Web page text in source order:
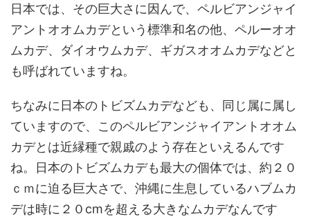
日本では、その巨大さに因んで、ペルビアンジャイ
アントオオムカデという標準和名の他、ペルーオオ
ムカデ、ダイオウムカデ、ギガスオオムカデなどと
も呼ばれていますね。
ちなみに日本のトビズムカデなども、同じ属に属し
ていますので、このペルビアンジャイアントオオム
カデとは近縁種で親戚のよう存在といえるんです
ね。日本のトビズムカデも最大の個体では、約２０
ｃｍに迫る巨大さで、沖縄に生息しているハブムカ
デは時に２０cmを超える大きなムカデなんです